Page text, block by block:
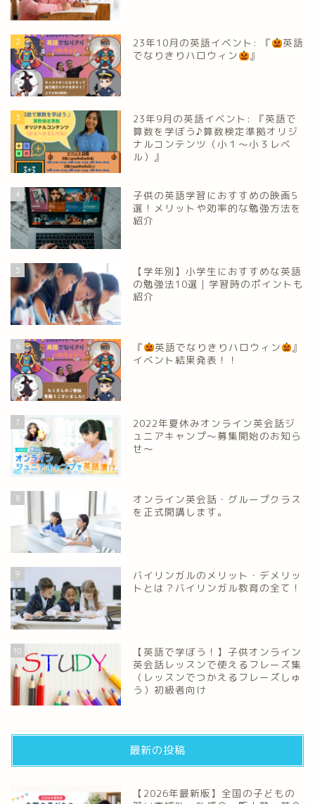
2 23年10月の英語イベント: 『
英語
でなりきりハロウィン
』
3
23年9月の英語イベント: 『英語で
算数を学ぼう♪算数検定準拠オリジ
ナルコンテンツ（小１～小３レベ
ル）』
4
子供の英語学習におすすめの映画5
選！メリットや効率的な勉強方法を
紹介
5
【学年別】小学生におすすめな英語
の勉強法10選｜学習時のポイントも
紹介
6 『 英語でなりきりハロウィン
』
イベント結果発表！！
7
2022年夏休みオンライン英会話ジ
ュニアキャンプ～募集開始のお知ら
せ～
8
オンライン英会話・グループクラス
を正式開講します。
9
バイリンガルのメリット・デメリッ
トとは？バイリンガル教育の全て！
10
【英語で学ぼう！】子供オンライン
英会話レッスンで使えるフレーズ集
（レッスンでつかえるフレーズしゅ
う）初級者向け
最新の投稿
【2026年最新版】全国の子どもの